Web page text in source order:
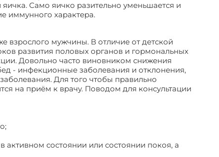
Само яичко разительно уменьшается и
иммунного характера.
взрослого мужчины. В отличие от детской
развития половых органов и гормональных
Довольно часто виновником снижения
- инфекционные заболевания и отклонения,
Для того чтобы правильно
на приём к врачу. Поводом для консультации
состоянии или состоянии покоя, а